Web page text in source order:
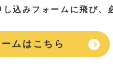
し込みフォームに飛び、
ムはこちら